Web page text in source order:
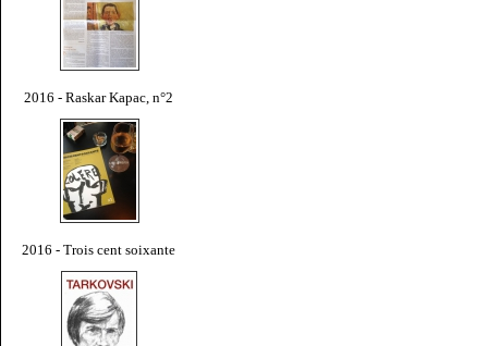
2016 - Raskar Kapac, n°2
2016 - Trois cent soixante